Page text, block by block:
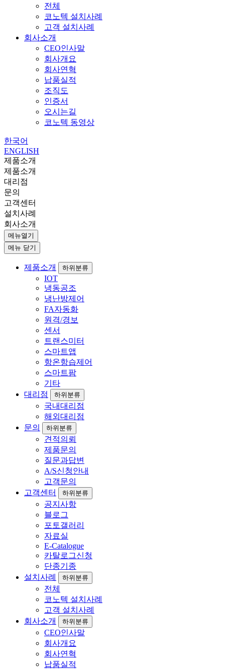
전체
코노텍 설치사례
고객 설치사례
회사소개
CEO인사말
회사개요
회사연혁
납품실적
조직도
인증서
오시는길
코노텍 동영상
한국어
ENGLISH
제품소개
제품소개
대리점
문의
고객센터
설치사례
회사소개
메뉴열기
메뉴 닫기
제품소개 하위분류
IOT
냉동공조
냉난방제어
FA자동화
원격/경보
센서
트랜스미터
스마트앱
항온항습제어
스마트팜
기타
대리점
하위분류
국내대리점
해외대리점
문의
하위분류
견적의뢰
제품문의
질문과답변
A/S신청안내
고객문의
고객센터
하위분류
공지사항
블로그
포토갤러리
자료실
E-Catalogue
카탈로그신청
단종기종
설치사례
하위분류
전체
코노텍 설치사례
고객 설치사례
회사소개
하위분류
CEO인사말
회사개요
회사연혁
납품실적